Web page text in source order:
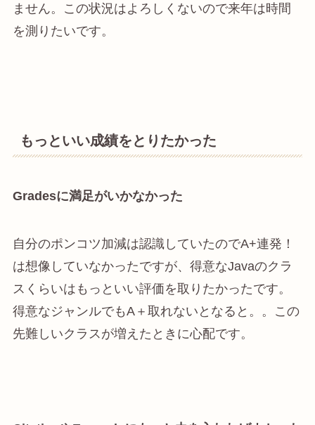
ません。この状況はよろしくないので来年は時間
を測りたいです。
もっといい成績をとりたかった
Gradesに満足がいかなかった
自分のポンコツ加減は認識していたのでA+連発！
は想像していなかったですが、得意なJavaのクラ
スくらいはもっといい評価を取りたかったです。
得意なジャンルでもA＋取れないとなると。。この
先難しいクラスが増えたときに心配です。